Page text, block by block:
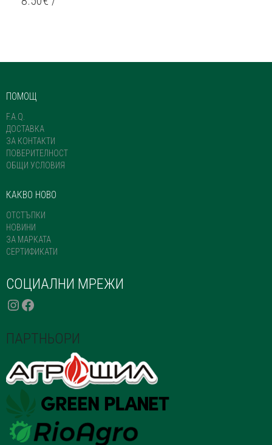
ПОМОЩ
F.A.Q.
ДОСТАВКА
ЗА КОНТАКТИ
ПОВЕРИТЕЛНОСТ
ОБЩИ УСЛОВИЯ
КАКВО НОВО
ОТСТЪПКИ
НОВИНИ
ЗА МАРКАТА
СЕРТИФИКАТИ
СОЦИАЛНИ МРЕЖИ
INSTAGRAM
FACEBOOK
ПАРТНЬОРИ